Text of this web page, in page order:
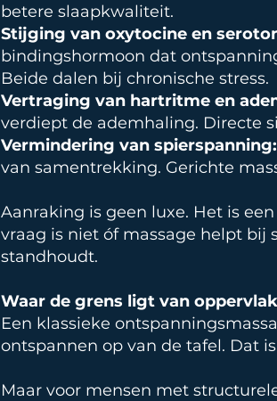
betere slaapkwaliteit.
Stijging van oxytocine en
bindingshormoon dat
Beide dalen bij chronische stress.
Vertraging van hartritme en
verdiept de ademhaling. Directe
Vermindering van spierspanning:
van samentrekking. Gerichte
Aanraking is geen luxe. Het is
vraag is niet óf massage helpt bij
standhoudt.
Waar de grens ligt van
Een klassieke
ontspannen op van de tafel. Dat
Maar voor mensen met